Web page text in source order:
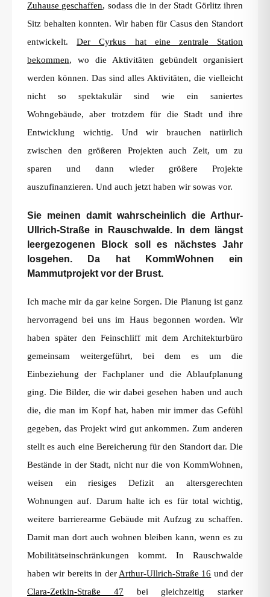
Zuhause geschaffen, sodass die in der Stadt Görlitz ihren
Sitz behalten konnten. Wir haben für Casus den Standort
entwickelt.Der Cyrkus hat eine zentrale Station
bekommen, wo die Aktivitäten gebündelt organisiert
werden können. Das sind alles Aktivitäten, die vielleicht
nicht so spektakulär sind wie ein saniertes
Wohngebäude, aber trotzdem für die Stadt und ihre
Entwicklung wichtig. Und wir brauchen natürlich
zwischen den größeren Projekten auch Zeit, um zu
sparen und dann wieder größere Projekte
auszufinanzieren. Und auch jetzt haben wir sowas vor.
Sie meinen damit wahrscheinlich die Arthur-
Ullrich-Straße in Rauschwalde. In dem längst
leergezogenen Block soll es nächstes Jahr
losgehen. Da hat KommWohnen ein
Mammutprojekt vor der Brust.
Ich mache mir da gar keine Sorgen. Die Planung ist ganz
hervorragend bei uns im Haus begonnen worden. Wir
haben später den Feinschliff mit dem Architekturbüro
gemeinsam weitergeführt, bei dem es um die
Einbeziehung der Fachplaner und die Ablaufplanung
ging. Die Bilder, die wir dabei gesehen haben und auch
die, die man im Kopf hat, haben mir immer das Gefühl
gegeben, das Projekt wird gut ankommen. Zum anderen
stellt es auch eine Bereicherung für den Standort dar. Die
Bestände in der Stadt, nicht nur die von KommWohnen,
weisen ein riesiges Defizit an altersgerechten
Wohnungen auf. Darum halte ich es für total wichtig,
weitere barrierearme Gebäude mit Aufzug zu schaffen.
Damit man dort auch wohnen bleiben kann, wenn es zu
Mobilitätseinschränkungen kommt. In Rauschwalde
haben wir bereits in der Arthur-Ullrich-Straße 16 und der
Clara-Zetkin-Straße 47 bei gleichzeitig starker